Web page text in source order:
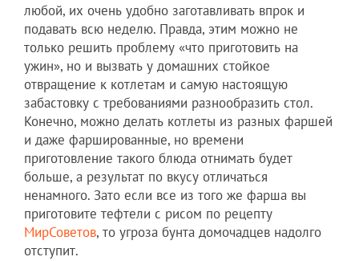
любой, их очень удобно заготавливать впрок и
подавать всю неделю. Правда, этим можно не
только решить проблему «что приготовить на
ужин», но и вызвать у домашних стойкое
отвращение к котлетам и самую настоящую
забастовку с требованиями разнообразить стол.
Конечно, можно делать котлеты из разных фаршей
и даже фаршированные, но времени
приготовление такого блюда отнимать будет
больше, а результат по вкусу отличаться
ненамного. Зато если все из того же фарша вы
приготовите тефтели с рисом по рецепту
МирСоветов, то угроза бунта домочадцев надолго
отступит.